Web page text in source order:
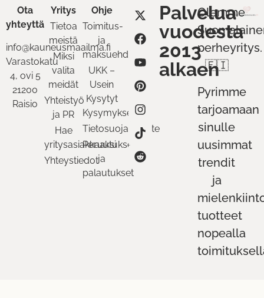
Ota
yhteyttä
info@kauneusmaailma.fi
Varastokatu
4, ovi 5
21200
Raisio
Yritys
Tietoa
meistä
Miksi
valita
meidät
Yhteistyö
ja PR
Hae
yritysasiakkaaksi
Yhteystiedot
Ohje
Toimitus-
ja
maksuehdot
UKK –
Usein
Kysytyt
Kysymykset
Tietosuojaseloste
Peruutukset
ja
palautukset
Palvelua
vuodesta
2013
alkaen
Olemme
perheyritys.
🇫🇮
Pyrimme
tarjoamaan
sinulle
uusimmat
trendit
ja
tuotteet
nopealla